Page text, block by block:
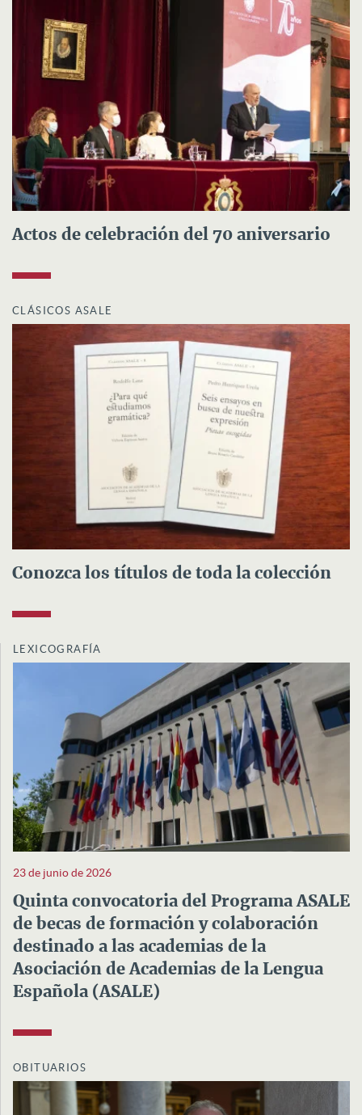
Actos de celebración del 70 aniversario
CLÁSICOS ASALE
Conozca los títulos de toda la colección
LEXICOGRAFÍA
23 de junio de 2026
Quinta convocatoria del Programa ASALE
de becas de formación y colaboración
destinado a las academias de la
Asociación de Academias de la Lengua
Española (ASALE)
OBITUARIOS